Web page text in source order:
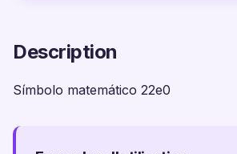
Description
Símbolo matemático 22e0